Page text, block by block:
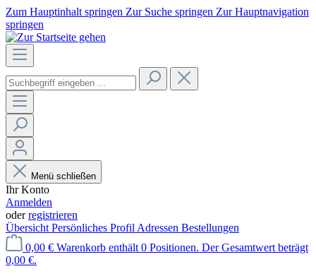
Zum Hauptinhalt springen Zur Suche springen Zur Hauptnavigation
springen
Menü schließen
Ihr Konto
Anmelden
oderregistrieren
Übersicht Persönliches Profil Adressen Bestellungen
0,00 € Warenkorb enthält 0 Positionen. Der Gesamtwert beträgt
0,00 €.